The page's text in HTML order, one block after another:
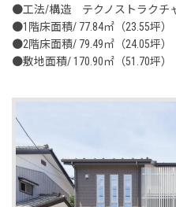
●工法/構造 テクノストラクチ
●1階床面積/ 77.84㎡（23.55坪）
●2階床面積/ 79.49㎡（24.05坪）
●敷地面積/ 170.90㎡（51.70坪）